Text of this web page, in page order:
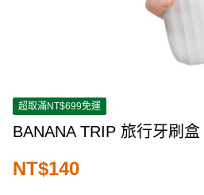
超取滿NT$699免運
BANANA TRIP 旅行牙刷盒
NT$140